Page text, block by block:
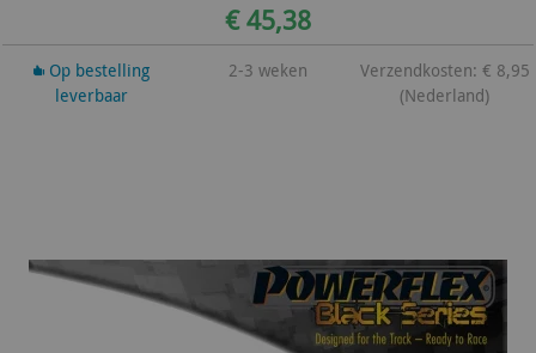
€ 45,38
Op bestelling
leverbaar
2-3 weken
Verzendkosten: € 8,95
(Nederland)